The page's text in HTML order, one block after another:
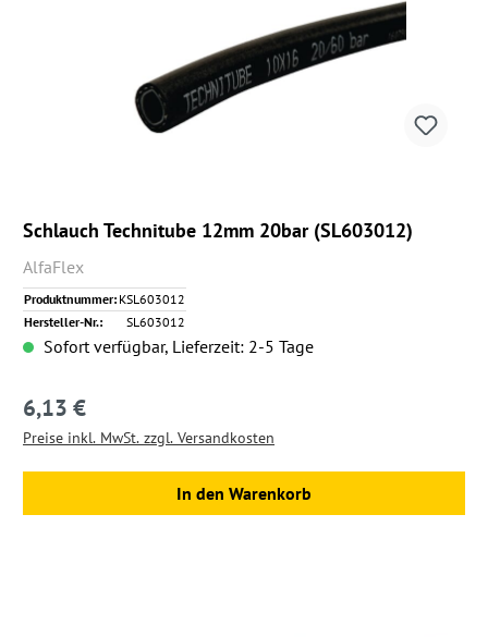
Schlauch Technitube 12mm 20bar (SL603012)
AlfaFlex
Produktnummer: KSL603012
Hersteller-Nr.:
SL603012
Sofort verfügbar, Lieferzeit: 2-5 Tage
Regulärer Preis:
6,13 €
Preise inkl. MwSt. zzgl. Versandkosten
In den Warenkorb